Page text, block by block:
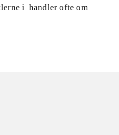
i handler ofte om